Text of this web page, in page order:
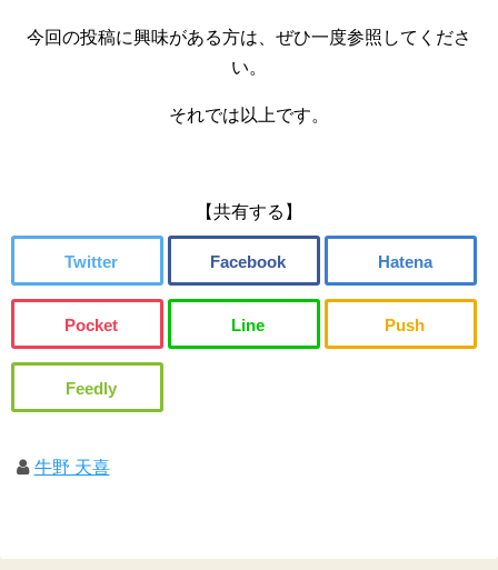
今回の投稿に興味がある方は、ぜひ一度参照してくださ
い。
それでは以上です。
【共有する】
牛野 天喜